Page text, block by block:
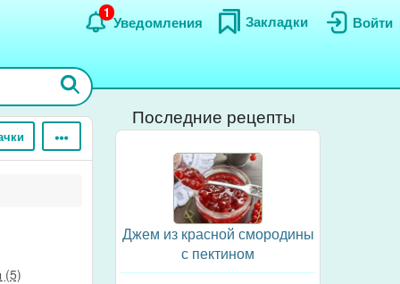
Войти
Закладки
Уведомления
1
(5)
Последние рецепты
Джем из красной смородины
с пектином